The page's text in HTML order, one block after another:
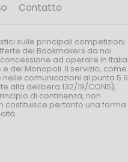
Contatto
sulle principali competizioni
dei Bookmakers da noi
ad operare in Italia
dei Monopoli. Il servizio, come
comunicazioni al punto 5.6
alla delibera 132/19/CONS),
di continenza, non
costituisce pertanto una forma